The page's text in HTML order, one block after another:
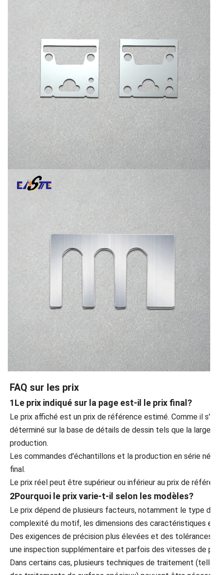
FAQ sur les prix
1Le prix indiqué sur la page est-il le prix final?
Le prix affiché est un prix de référence estimé. Comme il
déterminé sur la base de détails de dessin tels que la
production.
Les commandes d'échantillons et la production en série
final.
Le prix réel peut être supérieur ou inférieur au prix de
2Pourquoi le prix varie-t-il selon les modèles?
Le prix dépend de plusieurs facteurs, notamment le type
complexité du motif, les dimensions des caractéristiques
Des exigences de précision plus élevées et des
une inspection supplémentaire et parfois des vitesses de
Dans certains cas, plusieurs techniques de traitement